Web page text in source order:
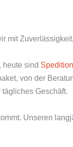
mit
heute sind
von der
Geschäft.
Unseren